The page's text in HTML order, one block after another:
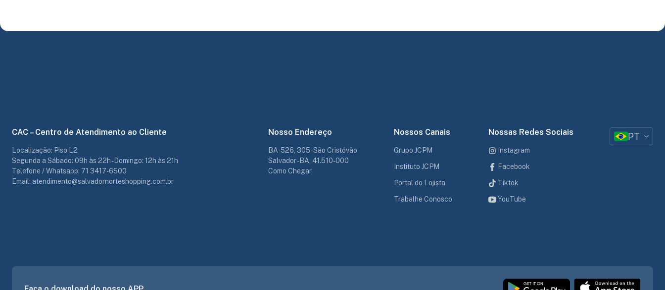
CAC – Centro de Atendimento ao Cliente
Localização: Piso L2
Segunda a Sábado: 09h às 22h - Domingo: 12h às 21h
Telefone / Whatsapp: 71 3417-6500
Email: atendimento@salvadornorteshopping.com.br
Nosso Endereço
BA-526, 305 - São Cristóvão
Salvador - BA, 41.510-000
Como Chegar
Nossos Canais
Grupo JCPM
Instituto JCPM
Portal do Lojista
Trabalhe Conosco
Nossas Redes Sociais
Instagram
Facebook
Tiktok
YouTube
PT